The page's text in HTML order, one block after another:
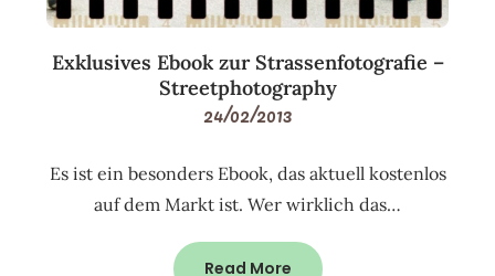
Exklusives Ebook zur Strassenfotografie –
Streetphotography
24/02/2013
Es ist ein besonders Ebook, das aktuell kostenlos
auf dem Markt ist. Wer wirklich das…
Read More